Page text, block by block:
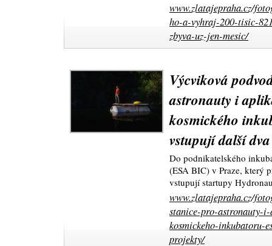
www.zlatajepraha.cz/
ho-a-vyhraj-200-tisic-
zbyva-uz-jen-mesic/
Výcviková
astronauty i
kosmického
vstupují další
Do podnikatelského
(ESA BIC) v Praze, který
vstupují startupy
www.zlatajepraha.cz/
stanice-pro-astronauty-
kosmickeho-inkubatoru-
projekty/